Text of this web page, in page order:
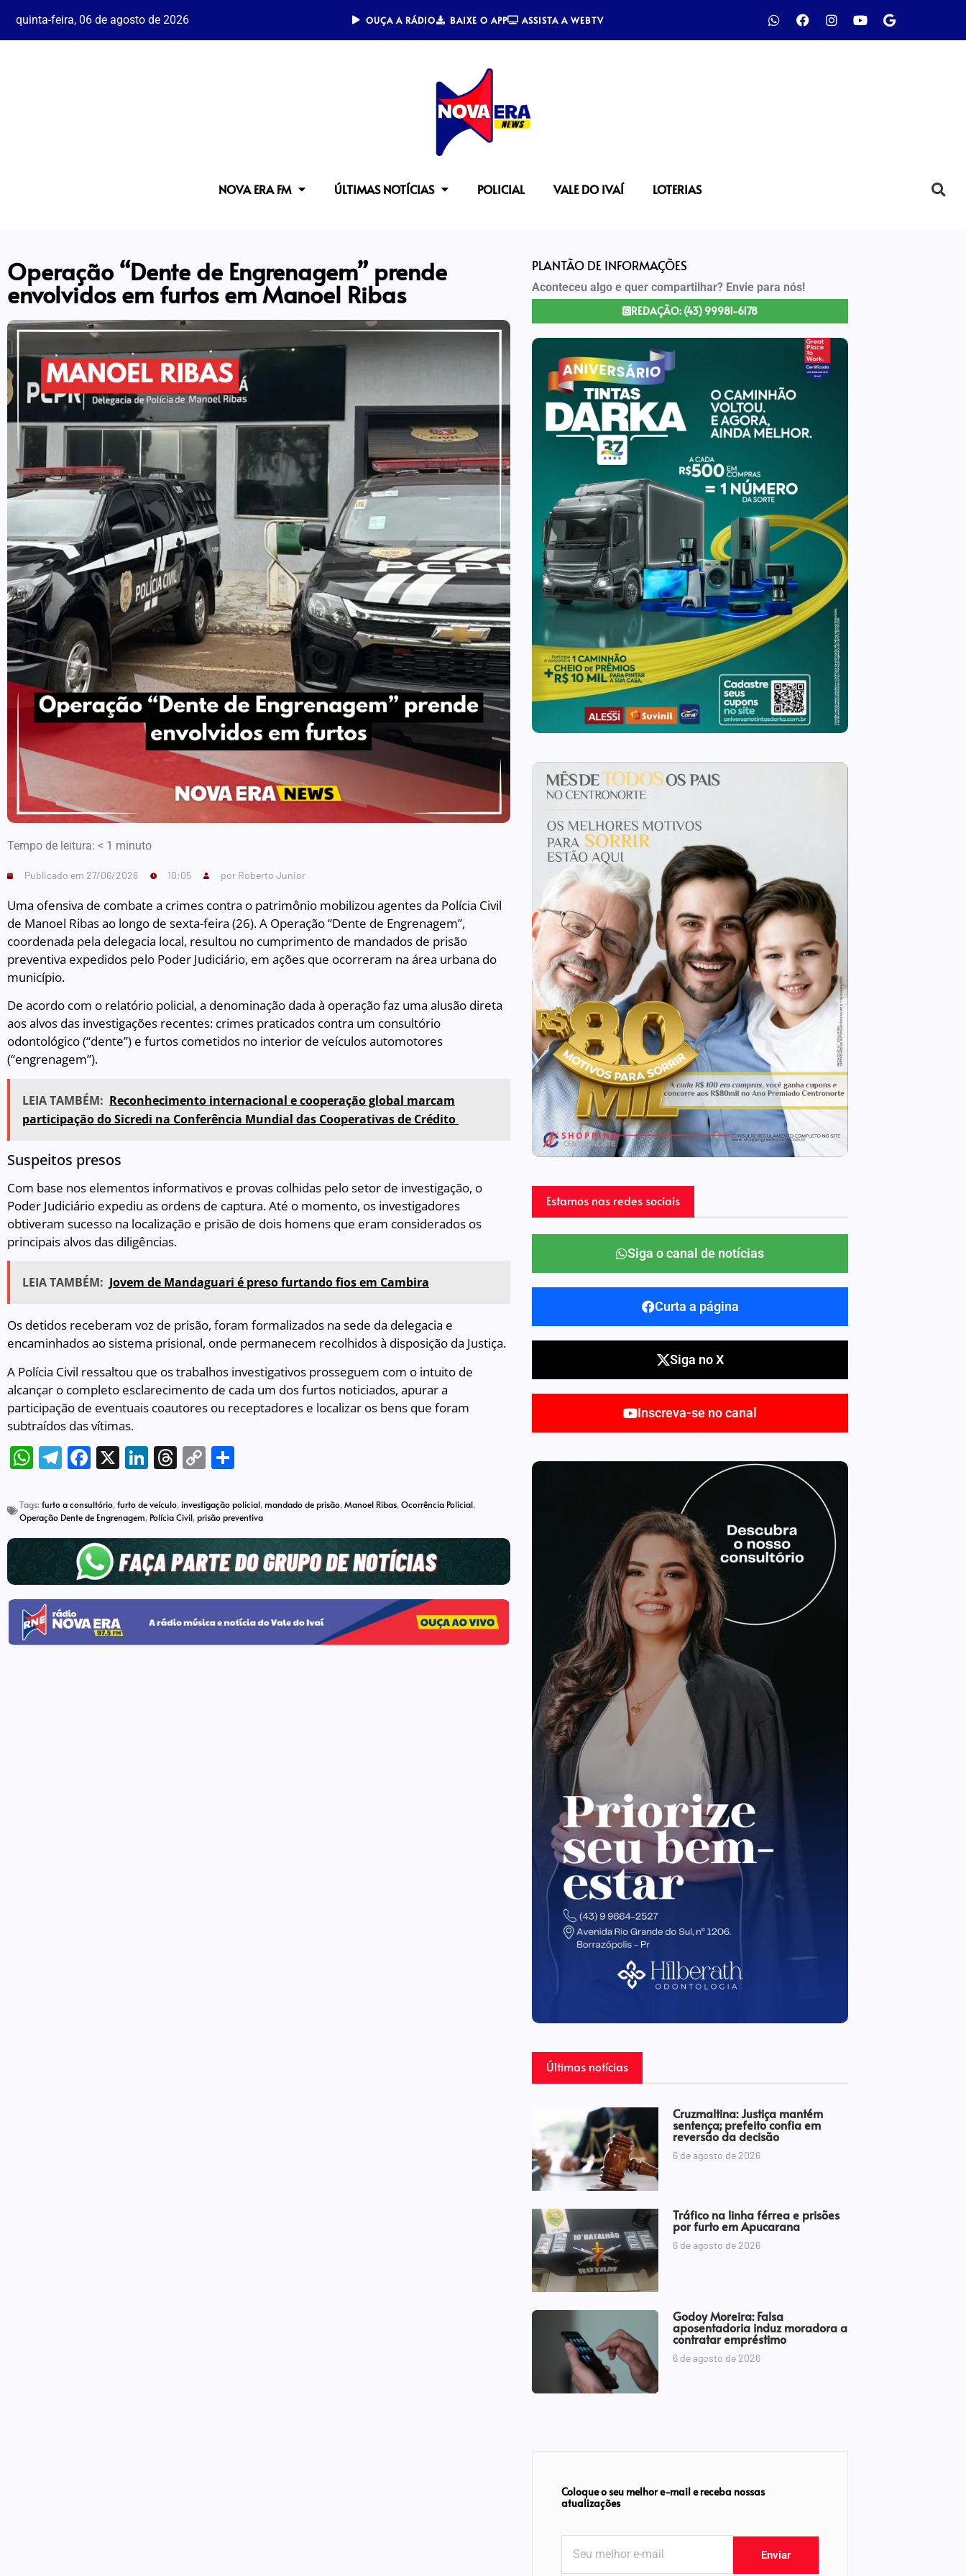
quinta-feira, 06 de agosto de 2026 OUÇA A RÁDIO BAIXE O APP ASSISTA A WEBTV
NOVA ERA FM ÚLTIMAS NOTÍCIAS POLICIAL VALE DO IVAÍ LOTERIAS
Operação “Dente de Engrenagem” prende
envolvidos em furtos em Manoel Ribas
Tempo de leitura: < 1 minuto
Publicado em 27/06/2026 10:05 por Roberto Junior
Uma ofensiva de combate a crimes contra o patrimônio mobilizou agentes da Polícia Civil
de Manoel Ribas ao longo de sexta-feira (26). A Operação “Dente de Engrenagem”,
coordenada pela delegacia local, resultou no cumprimento de mandados de prisão
preventiva expedidos pelo Poder Judiciário, em ações que ocorreram na área urbana do
município.
De acordo com o relatório policial, a denominação dada à operação faz uma alusão direta
aos alvos das investigações recentes: crimes praticados contra um consultório
odontológico (“dente”) e furtos cometidos no interior de veículos automotores
(“engrenagem”).
LEIA TAMBÉM: Reconhecimento internacional e cooperação global marcam
participação do Sicredi na Conferência Mundial das Cooperativas de Crédito
Suspeitos presos
Com base nos elementos informativos e provas colhidas pelo setor de investigação, o
Poder Judiciário expediu as ordens de captura. Até o momento, os investigadores
obtiveram sucesso na localização e prisão de dois homens que eram considerados os
principais alvos das diligências.
LEIA TAMBÉM: Jovem de Mandaguari é preso furtando fios em Cambira
Os detidos receberam voz de prisão, foram formalizados na sede da delegacia e
encaminhados ao sistema prisional, onde permanecem recolhidos à disposição da Justiça.
A Polícia Civil ressaltou que os trabalhos investigativos prosseguem com o intuito de
alcançar o completo esclarecimento de cada um dos furtos noticiados, apurar a
participação de eventuais coautores ou receptadores e localizar os bens que foram
subtraídos das vítimas.
WhatsApp
Telegram
Facebook
X LinkedIn
Threads
Copy
Tags: furto a consultório,furto de veículo, investigação policial,mandado de prisão,Manoel Ribas,Ocorrência Policial,
Operação Dente de Engrenagem, Polícia Civil,prisão preventiva
PLANTÃO DE INFORMAÇÕES
Aconteceu algo e quer compartilhar? Envie para nós!
REDAÇÃO: (43) 99981-6178
Estamos nas redes sociais
Siga o canal de notícias
Curta a página
Siga no X
Inscreva-se no canal
Últimas notícias
Cruzmaltina: Justiça mantém
sentença; prefeito confia em
reversão da decisão
6 de agosto de 2026
Tráfico na linha férrea e prisões
por furto em Apucarana
6 de agosto de 2026
Godoy Moreira: Falsa
aposentadoria induz moradora a
contratar empréstimo
6 de agosto de 2026
Coloque o seu melhor e-mail e receba nossas
atualizações
Enviar